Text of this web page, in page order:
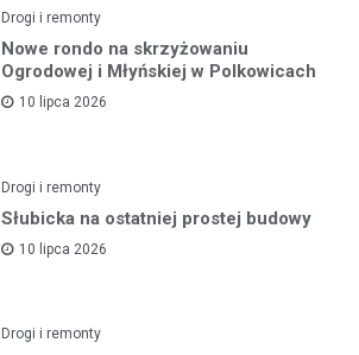
Drogi i remonty
Nowe rondo na skrzyżowaniu
Ogrodowej i Młyńskiej w Polkowicach
10 lipca 2026
Drogi i remonty
Słubicka na ostatniej prostej budowy
10 lipca 2026
Drogi i remonty